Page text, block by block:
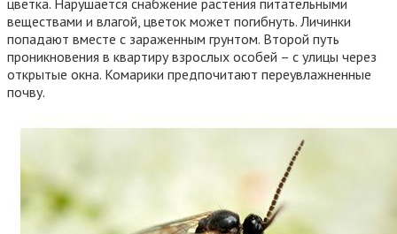
цветка. Нарушается снабжение растения питательными
веществами и влагой, цветок может погибнуть. Личинки
попадают вместе с зараженным грунтом. Второй путь
проникновения в квартиру взрослых особей – с улицы через
открытые окна. Комарики предпочитают переувлажненные
почву.